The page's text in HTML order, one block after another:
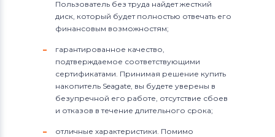
Пользователь без труда найдет жесткий
диск, который будет полностью отвечать его
финансовым возможностям;
гарантированное качество,
подтверждаемое соответствующими
сертификатами. Принимая решение купить
накопитель Seagate, вы будете уверены в
безупречной его работе, отсутствие сбоев
и отказов в течение длительного срока;
отличные характеристики. Помимо